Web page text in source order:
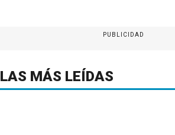
PUBLICIDAD
LAS MÁS LEÍDAS